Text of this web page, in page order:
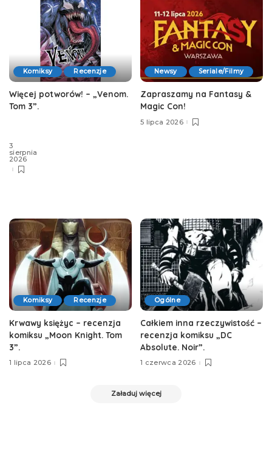
Komiksy Recenzje
Więcej potworów! – „Venom.
Tom 3”.
3
sierpnia
2026
Newsy Seriale/Filmy
Zapraszamy na Fantasy &
Magic Con!
5 lipca 2026
Komiksy Recenzje
Krwawy księżyc – recenzja
komiksu „Moon Knight. Tom
3”.
1 lipca 2026
Ogólne
Całkiem inna rzeczywistość –
recenzja komiksu „DC
Absolute. Noir”.
1 czerwca 2026
Załaduj więcej